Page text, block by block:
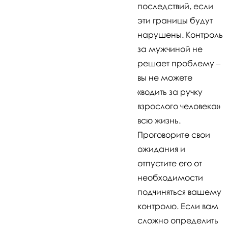
последствий, если
эти границы будут
нарушены. Контроль
за мужчиной не
решает проблему –
вы не можете
«водить за ручку
взрослого человека»
всю жизнь.
Проговорите свои
ожидания и
отпустите его от
необходимости
подчиняться вашему
контролю. Если вам
сложно определить